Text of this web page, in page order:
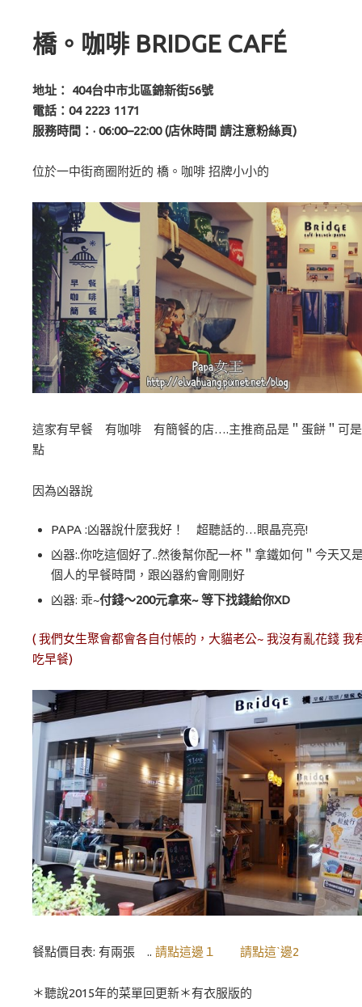
橋。咖啡 BRIDGE CAFÉ
地址： 404台中市北區錦新街56號
電話：04 2223 1171
服務時間：· 06:00–22:00 (店休時間 請注意粉絲頁)
位於一中街商圈附近的 橋。咖啡 招牌小小的
這家有早餐 有咖啡 有簡餐的店….主推商品是＂蛋餅＂可
點
因為凶器說
PAPA :凶器說什麼我好！ 超聽話的…眼晶亮亮!
凶器:.你吃這個好了..然後幫你配一杯＂拿鐵如何＂今天又
個人的早餐時間，跟凶器約會剛剛好
凶器: 乖~付錢～200元拿來~ 等下找錢給你XD
( 我們女生聚會都會各自付帳的，大貓老公~ 我沒有亂花錢 我
吃早餐)
餐點價目表: 有兩張 .. 請點這邊１ 請點這ˋ邊2
＊聽說2015年的菜單回更新＊有衣服版的